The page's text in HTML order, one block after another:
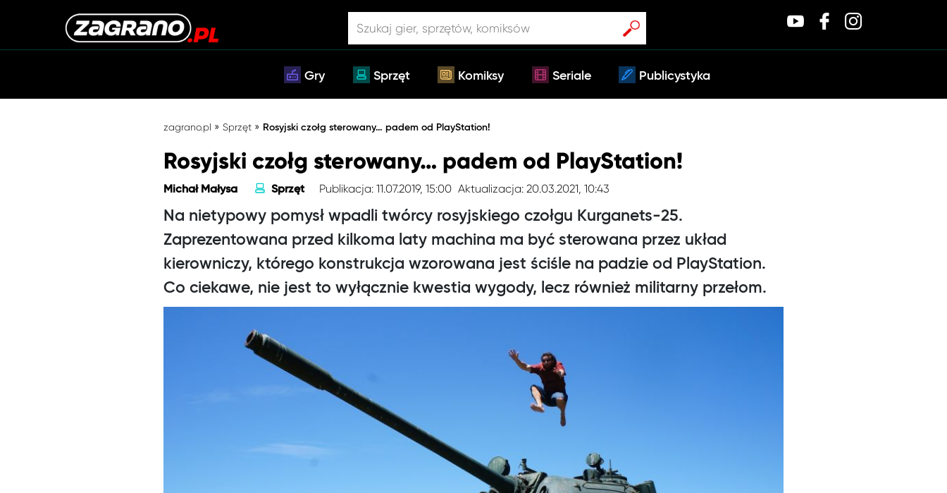
Gry Sprzęt Komiksy Seriale Publicystyka
zagrano.pl » Sprzęt » Rosyjski czołg sterowany… padem od PlayStation!
Rosyjski czołg sterowany… padem od PlayStation!
Michał Małysa Sprzęt Publikacja: 11.07.2019, 15:00 Aktualizacja: 20.03.2021, 10:43
Na nietypowy pomysł wpadli twórcy rosyjskiego czołgu Kurganets-25.
Zaprezentowana przed kilkoma laty machina ma być sterowana przez układ
kierowniczy, którego konstrukcja wzorowana jest ściśle na padzie od PlayStation.
Co ciekawe, nie jest to wyłącznie kwestia wygody, lecz również militarny przełom.